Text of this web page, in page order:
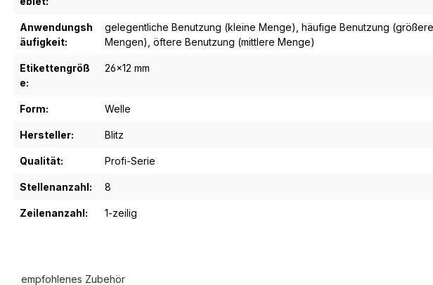
Anwendungsh
äufigkeit:
gelegentliche Benutzung (kleine Menge) , häufige Benutzung (größere
Mengen) , öftere Benutzung (mittlere Menge)
Etikettengröß
e:
26x12 mm
Form: Welle
Hersteller: Blitz
Qualität: Profi-Serie
Stellenanzahl: 8
Zeilenanzahl: 1-zeilig
empfohlenes Zubehör